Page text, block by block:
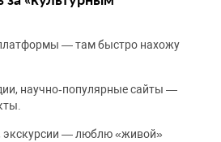
— там быстро нахожу
научно‑популярные сайты —
экскурсии — люблю «живой»